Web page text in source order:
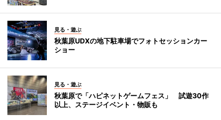
見る・遊ぶ
秋葉原UDXの地下駐車場でフォトセッションカー
ショー
見る・遊ぶ
秋葉原で「ハピネットゲームフェス」 試遊30作
以上、ステージイベント・物販も